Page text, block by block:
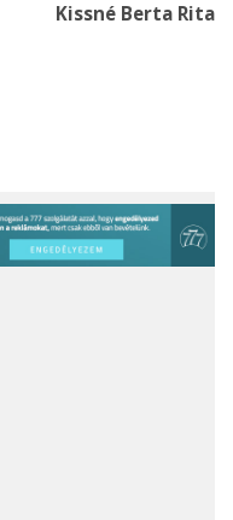
Kissné Berta Rita